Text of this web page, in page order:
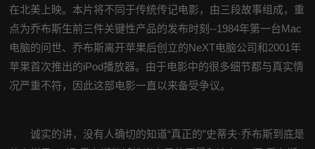
在北美上映。本片将不同于传统传记电影，由三段故事组成，重
点为乔布斯生前三件关键性产品的发布时刻--1984年第一台Mac
电脑的问世、乔布斯离开苹果后创立的NeXT电脑公司和2001年
苹果首次推出的iPod播放器。由于电影中的很多细节都与真实情
况严重不符，因此这部电影一直以来备受争议。
诚实的讲，没有人确切的知道“真正的”史蒂夫·乔布斯到底是